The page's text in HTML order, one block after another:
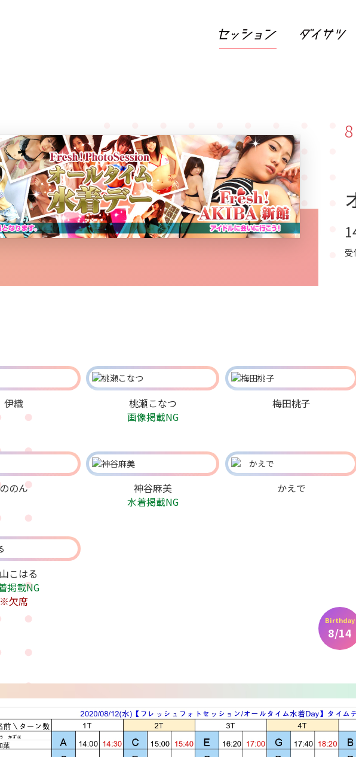
受
伊織
桃瀬こなつ
画像掲載NG
梅田桃子
ののん
神谷麻美
水着掲載NG
かえで
Birthday
8/14
こはる
掲載NG
※欠席